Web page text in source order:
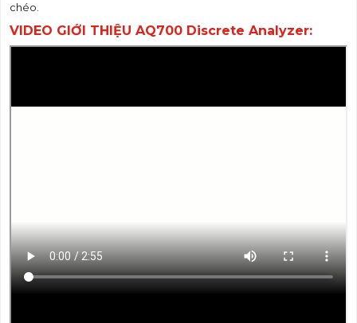
chéo.
VIDEO GIỚI THIỆU AQ700 Discrete Analyzer: